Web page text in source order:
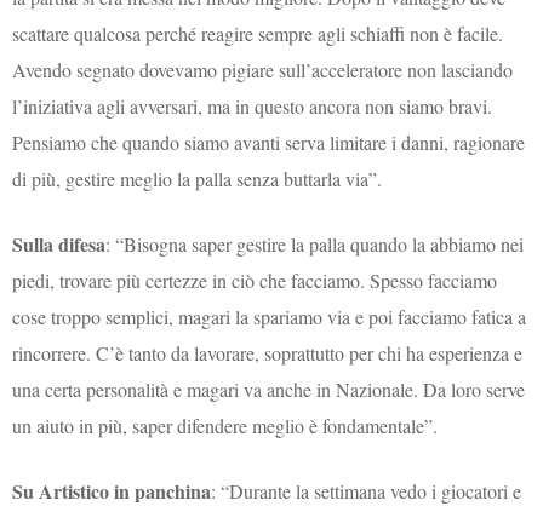
scattare qualcosa perché reagire sempre agli schiaffi non è facile.
Avendo segnato dovevamo pigiare sull’acceleratore non lasciando
l’iniziativa agli avversari, ma in questo ancora non siamo bravi.
Pensiamo che quando siamo avanti serva limitare i danni, ragionare
di più, gestire meglio la palla senza buttarla via”.
Sulla difesa: “Bisogna saper gestire la palla quando la abbiamo nei
piedi, trovare più certezze in ciò che facciamo. Spesso facciamo
cose troppo semplici, magari la spariamo via e poi facciamo fatica a
rincorrere. C’è tanto da lavorare, soprattutto per chi ha esperienza e
una certa personalità e magari va anche in Nazionale. Da loro serve
un aiuto in più, saper difendere meglio è fondamentale”.
Su Artistico in panchina: “Durante la settimana vedo i giocatori e